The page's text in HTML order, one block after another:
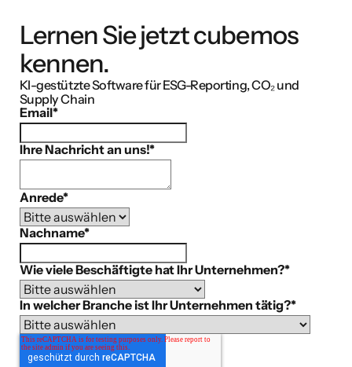
Lernen Sie jetzt cubemos
kennen.
KI-gestützte Software für ESG-Reporting, CO₂ und
Supply Chain
Email*
Ihre Nachricht an uns!*
Anrede*
Nachname*
Wie viele Beschäftigte hat Ihr Unternehmen?*
In welcher Branche ist Ihr Unternehmen tätig?*